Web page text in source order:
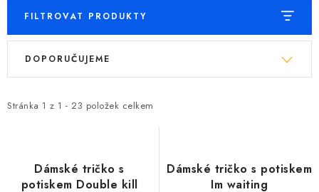
FILTROVAT PRODUKTY
V
i
Stránka 1 z 1 - 23 položek celkem
Ř
e
DOPORUČUJEME
Dámské tričko s
potiskem Double kill
Dámské tričko s potiskem
Im waiting